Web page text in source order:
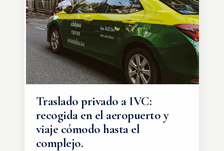
Traslado privado a IVC:
recogida en el aeropuerto y
viaje cómodo hasta el
complejo.